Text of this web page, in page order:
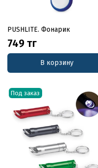
PUSHLITE. Фонарик
749 тг
В корзину
Под заказ